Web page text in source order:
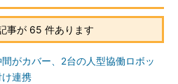
事が 65 件あります
がカバー、2台の人型協働ロボッ
け連携